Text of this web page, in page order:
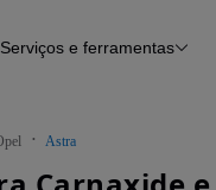
Histórico do veículo
Serviços e ferramentas
Astra